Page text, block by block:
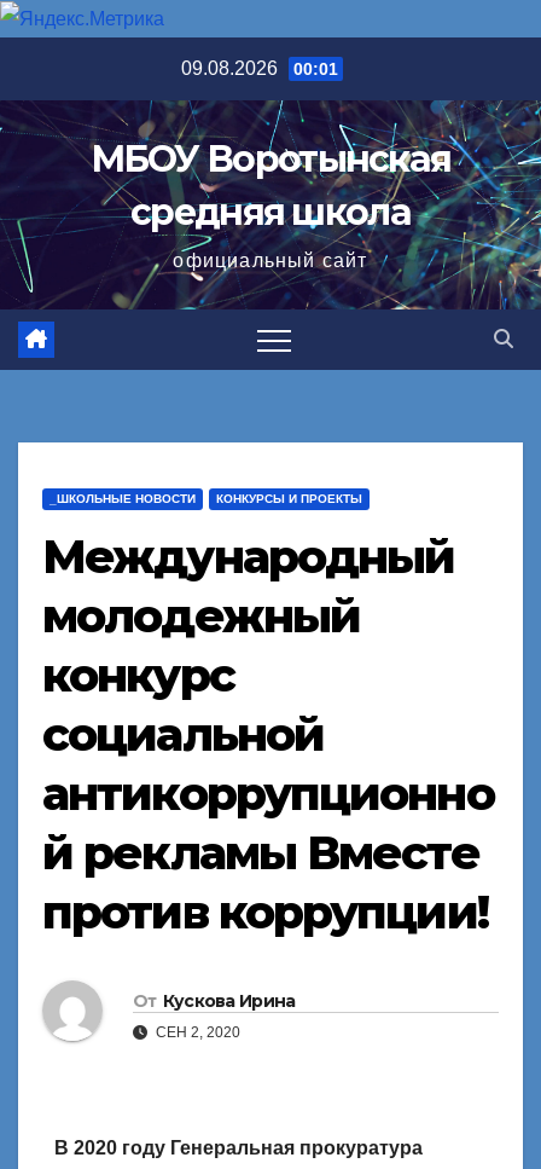
содержимому
09.08.2026 00:01
МБОУ Воротынская
средняя школа
официальный сайт
_ШКОЛЬНЫЕ НОВОСТИ КОНКУРСЫ И ПРОЕКТЫ
Международный
молодежный
конкурс
социальной
антикоррупционно
й рекламы Вместе
против коррупции!
От Кускова Ирина
СЕН 2, 2020
В 2020 году Генеральная прокуратура